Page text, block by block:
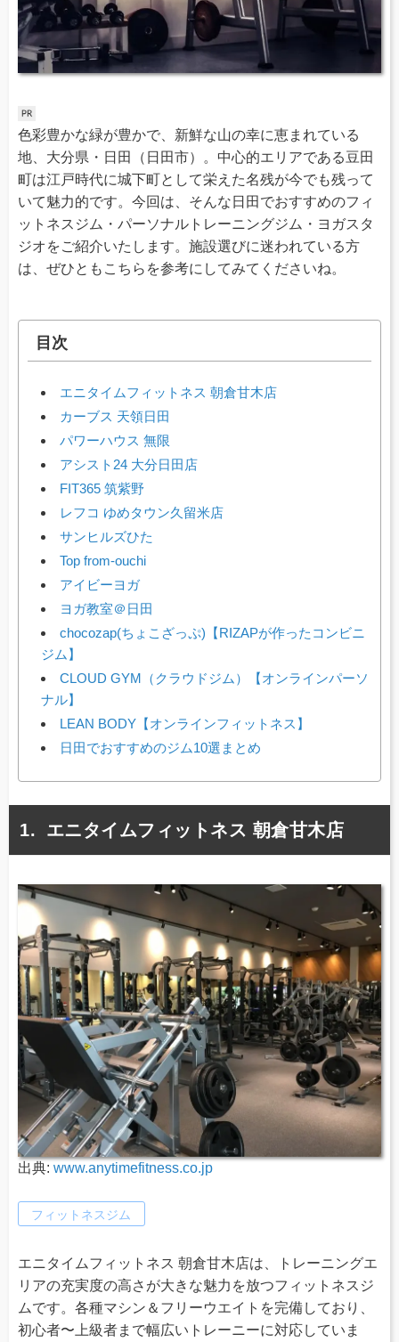
色彩豊かな緑が豊かで、新鮮な山の幸に恵まれている
地、大分県・日田（日田市）。中心的エリアである豆田
町は江戸時代に城下町として栄えた名残が今でも残って
いて魅力的です。今回は、そんな日田でおすすめのフィ
ットネスジム・パーソナルトレーニングジム・ヨガスタ
ジオをご紹介いたします。施設選びに迷われている方
は、ぜひともこちらを参考にしてみてくださいね。
目次
エニタイムフィットネス 朝倉甘木店
カーブス 天領日田
パワーハウス 無限
アシスト24 大分日田店
FIT365 筑紫野
レフコ ゆめタウン久留米店
サンヒルズひた
Top from-ouchi
アイビーヨガ
ヨガ教室＠日田
chocozap(ちょこざっぷ)【RIZAPが作ったコンビニ
ジム】
CLOUD GYM（クラウドジム）【オンラインパーソ
ナル】
LEAN BODY【オンラインフィットネス】
日田でおすすめのジム10選まとめ
エニタイムフィットネス 朝倉甘木店
出典: www.anytimefitness.co.jp
フィットネスジム
エニタイムフィットネス 朝倉甘木店は、トレーニングエ
リアの充実度の高さが大きな魅力を放つフィットネスジ
ムです。各種マシン＆フリーウエイトを完備しており、
初心者〜上級者まで幅広いトレーニーに対応していま